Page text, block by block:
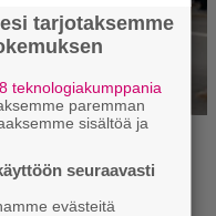
tarjotaksemme
teknologiakumppania
paremman
sisältöä ja
seuraavasti
evästeitä